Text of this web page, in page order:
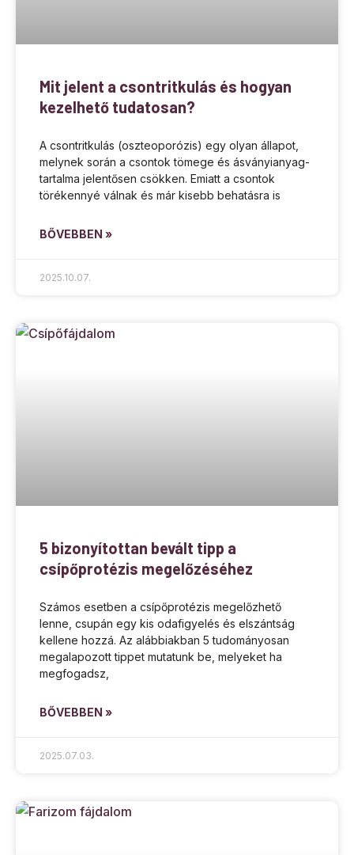
Mit jelent a csontritkulás és hogyan
kezelhető tudatosan?
A csontritkulás (oszteoporózis) egy olyan állapot,
melynek során a csontok tömege és ásványianyag-
tartalma jelentősen csökken. Emiatt a csontok
törékennyé válnak és már kisebb behatásra is
BŐVEBBEN »
2025.10.07.
5 bizonyítottan bevált tipp a
csípőprotézis megelőzéséhez
Számos esetben a csípőprotézis megelőzhető
lenne, csupán egy kis odafigyelés és elszántság
kellene hozzá. Az alábbiakban 5 tudományosan
megalapozott tippet mutatunk be, melyeket ha
megfogadsz,
BŐVEBBEN »
2025.07.03.